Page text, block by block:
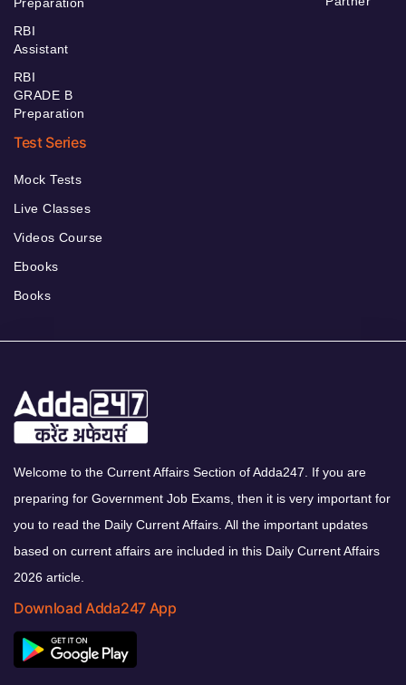
RBI
Assistant
RBI
GRADE B
Preparation
Test Series
Mock Tests
Live Classes
Videos Course
Ebooks
Books
Welcome to the Current Affairs Section of Adda247. If you are
preparing for Government Job Exams, then it is very important for
you to read the Daily Current Affairs. All the important updates
based on current affairs are included in this Daily Current Affairs
2026 article.
Download Adda247 App